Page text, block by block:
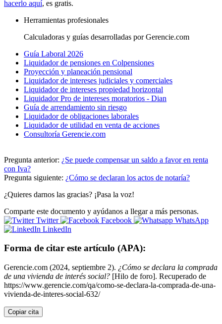
hacerlo aquí, es gratis.
Herramientas profesionales
Calculadoras y guías desarrolladas por Gerencie.com
Guía Laboral 2026
Liquidador de pensiones en Colpensiones
Proyección y planeación pensional
Liquidador de intereses judiciales y comerciales
Liquidador de intereses propiedad horizontal
Liquidador Pro de intereses moratorios - Dian
Guía de arrendamiento sin riesgo
Liquidador de obligaciones laborales
Liquidador de utilidad en venta de acciones
Consultoría Gerencie.com
Pregunta anterior: ¿Se puede compensar un saldo a favor en renta
con Iva?
Pregunta siguiente: ¿Cómo se declaran los actos de notaría?
¿Quieres darnos las gracias? ¡Pasa la voz!
Comparte este documento y ayúdanos a llegar a más personas.
Twitter
Facebook
WhatsApp
LinkedIn
Forma de citar este artículo (APA):
Gerencie.com (2024, septiembre 2). ¿Cómo se declara la comprada
de una vivienda de interés social? [Hilo de foro]. Recuperado de
https://www.gerencie.com/qa/como-se-declara-la-comprada-de-una-
vivienda-de-interes-social-632/
Copiar cita